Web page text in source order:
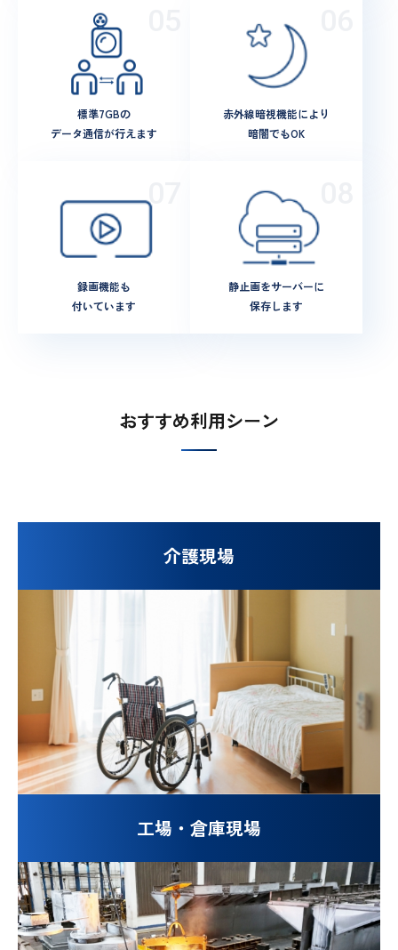
標準7GBの
データ通信が行えます
赤外線暗視機能により
暗闇でもOK
録画機能も
付いています
静止画をサーバーに
保存します
おすすめ利用シーン
介護現場
工場・倉庫現場